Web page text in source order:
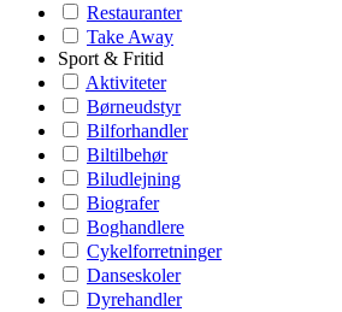
Restauranter
Take Away
Sport & Fritid
Aktiviteter
Børneudstyr
Bilforhandler
Biltilbehør
Biludlejning
Biografer
Boghandlere
Cykelforretninger
Danseskoler
Dyrehandler